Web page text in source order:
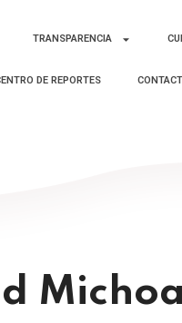
TRANSPARENCIA
DE REPORTES